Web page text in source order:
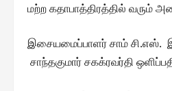
மற்ற கதாபாத்திரத்தில் வரும்
இசையமைப்பாளர் சாம் சி.எஸ்.
சாந்தகுமார் சகக்ரவர்தி